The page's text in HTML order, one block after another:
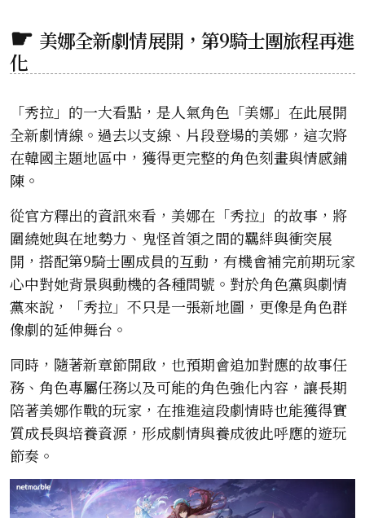
美娜全新劇情展開，第9騎士團旅程再進
化
「秀拉」的一大看點，是人氣角色「美娜」在此展開
全新劇情線。過去以支線、片段登場的美娜，這次將
在韓國主題地區中，獲得更完整的角色刻畫與情感鋪
陳。
從官方釋出的資訊來看，美娜在「秀拉」的故事，將
圍繞她與在地勢力、鬼怪首領之間的羈絆與衝突展
開，搭配第9騎士團成員的互動，有機會補完前期玩家
心中對她背景與動機的各種問號。對於角色黨與劇情
黨來說，「秀拉」不只是一張新地圖，更像是角色群
像劇的延伸舞台。
同時，隨著新章節開啟，也預期會追加對應的故事任
務、角色專屬任務以及可能的角色強化內容，讓長期
陪著美娜作戰的玩家，在推進這段劇情時也能獲得實
質成長與培養資源，形成劇情與養成彼此呼應的遊玩
節奏。